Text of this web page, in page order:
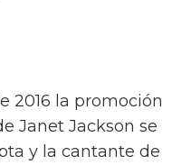
2016 la promoción
Janet Jackson se
y la cantante de